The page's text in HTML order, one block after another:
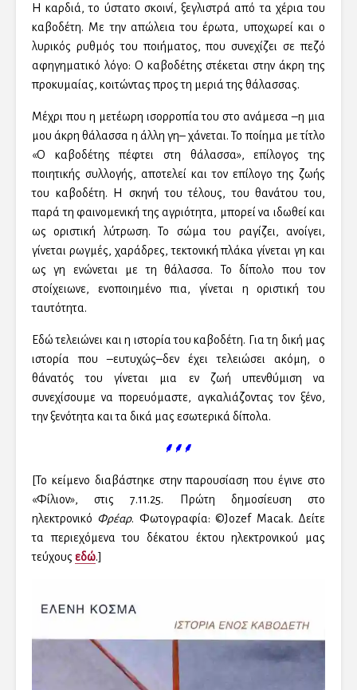
Η καρδιά, το ύστατο σκοινί, ξεγλιστρά από τα χέρια του
καβοδέτη. Με την απώλεια του έρωτα, υποχωρεί και ο
λυρικός ρυθμός του ποιήματος, που συνεχίζει σε πεζό
αφηγηματικό λόγο: Ο καβοδέτης στέκεται στην άκρη της
προκυμαίας, κοιτώντας προς τη μεριά της θάλασσας.
Μέχρι που η μετέωρη ισορροπία του στο ανάμεσα –η μια
μου άκρη θάλασσα η άλλη γη– χάνεται. Το ποίημα με τίτλο
«Ο καβοδέτης πέφτει στη θάλασσα», επίλογος της
ποιητικής συλλογής, αποτελεί και τον επίλογο της ζωής
του καβοδέτη. Η σκηνή του τέλους, του θανάτου του,
παρά τη φαινομενική της αγριότητα, μπορεί να ιδωθεί και
ως οριστική λύτρωση. Το σώμα του ραγίζει, ανοίγει,
γίνεται ρωγμές, χαράδρες, τεκτονική πλάκα γίνεται γη και
ως γη ενώνεται με τη θάλασσα. Το δίπολο που τον
στοίχειωνε, ενοποιημένο πια, γίνεται η οριστική του
ταυτότητα.
Εδώ τελειώνει και η ιστορία του καβοδέτη. Για τη δική μας
ιστορία που –ευτυχώς–δεν έχει τελειώσει ακόμη, ο
θάνατός του γίνεται μια εν ζωή υπενθύμιση να
συνεχίσουμε να πορευόμαστε, αγκαλιάζοντας τον ξένο,
την ξενότητα και τα δικά μας εσωτερικά δίπολα.
⸙⸙⸙
[Το κείμενο διαβάστηκε στην παρουσίαση που έγινε στο
«Φίλιον», στις 7.11.25. Πρώτη δημοσίευση στο
ηλεκτρονικό Φρέαρ. Φωτογραφία: ©Jozef Macak. Δείτε
τα περιεχόμενα του δέκατου έκτου ηλεκτρονικού μας
τεύχους εδώ.]